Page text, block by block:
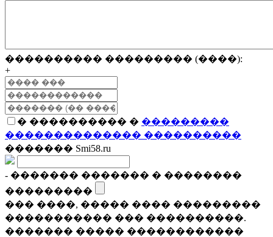
���������� ��������� (����):
+
� ���������� � ���������
�������������� ����������
������� Smi58.ru
- ������� ������� � ��������
���������
��� ����, ����� ���� ���������
����������� ��� ����������.
������� ����� ������������